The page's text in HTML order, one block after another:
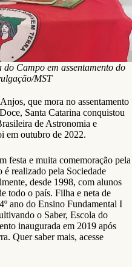
Campo em assentamento do
MST
que mora no assentamento
Santa Catarina conquistou
de Astronomia e
em outubro de 2022.
festa e muita comemoração pela
realizado pela Sociedade
desde 1998, com alunos
todo o país. Filha e neta de
ano do Ensino Fundamental I
o Saber, Escola do
inaugurada em 2019 após
Quer saber mais, acesse